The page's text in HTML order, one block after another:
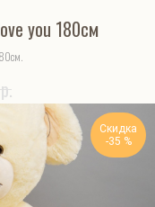
you 180см
р.
Скидка
-35 %